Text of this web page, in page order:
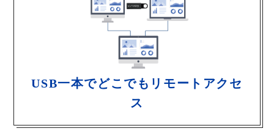
USB一本でどこでもリモートアクセ
ス